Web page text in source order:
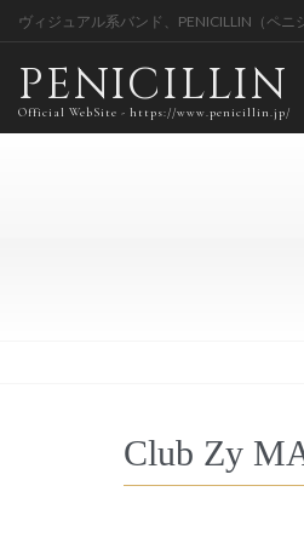
ヴィジュアル系バンド、PENICILLIN（ペニ
PENICILLIN
Official WebSite - https://www.penicillin.jp/
Club Zy